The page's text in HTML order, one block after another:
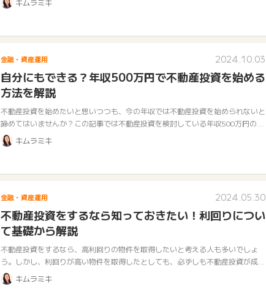
意…
金融・資産運用 2024.10.03
自分にもできる？年収500万円で不動産投資を始める
方法を解説
不動産投資を始めたいと思いつつも、今の年収では不動産投資を始められないと
諦めてはいませんか？この記事では不動産投資を検討している年収500万円の人
に向けて不動産投資の概要や種類、不動産投資の始め方についてご説明します。
…
キムラミキ
金融・資産運用 2024.05.30
不動産投資をするなら知っておきたい！利回りについ
て基礎から解説
不動産投資をするなら、高利回りの物件を取得したいと考える人も多いでしょ
う。しかし、利回りが高い物件を取得したとしても、必ずしも不動産投資が成功
にいたるとは限らないということをご存じでしょうか。この記事では不動産投資
におけ…
キムラミキ